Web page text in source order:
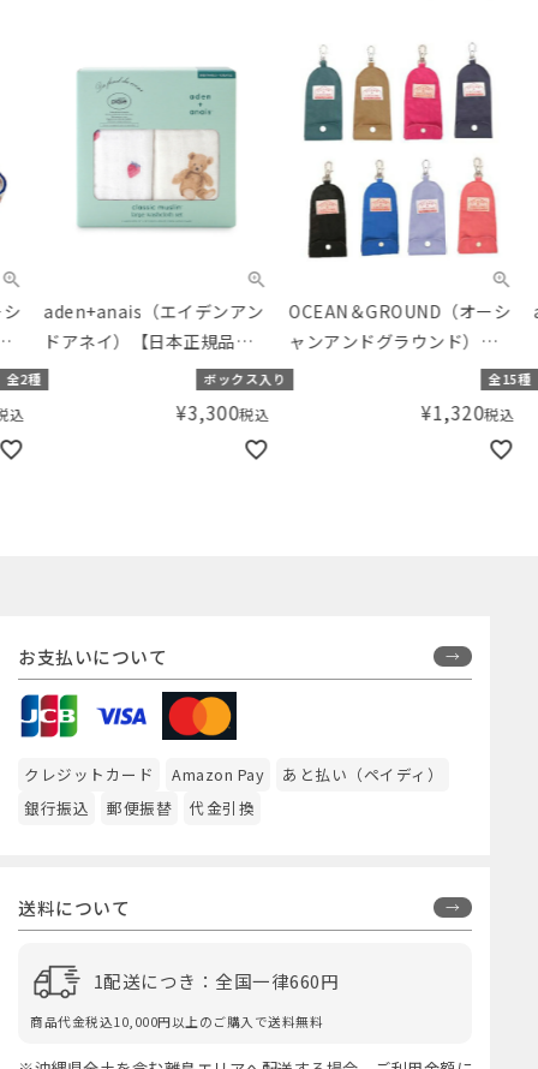
aden+anais（エイデンアン
ドアネイ）【日本正規品】
ウォッシュクロス･ガーゼハ
ンカチ 2枚セット gelato
pique ジェラートピケ スト
ロベリー･ベア
ボックス入り
3,300税込
OCEAN＆GROUND（オーシ
ャンアンドグラウンド）キ
ーケース GOODAY
全15種
1,320税込
ウ
ナ
お支払いについて
クレジットカード Amazon Pay
あと払い（ペイディ）
銀行振込
郵便振替 代金引換
送料について
1配送につき：全国一律660円
商品代金税込10,000円以上のご購入で送料無料